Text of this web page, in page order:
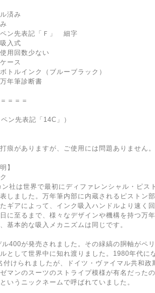
済み
先表記「Ｆ」 細字
入式
用回数少ない
ース
ク（ブルーブラック）
断書
＝＝＝
ン先表記「14C」）
痕がありますが、ご使用には問題ありません。
】
社は世界で最初にディファレンシャル・ピス
しました。万年筆内部に内蔵されるピストン
ギアによって、インク吸入ハンドルより速く
に至るまで、様々なデザインや機構を持つ万
基本的な吸入メカニズムは同じです。
400が発売されました。その緑縞の胴軸がペ
として世界中に知れ渡りました。1980年代に
付けられましたが、ドイツ・ヴァイマル共和政
マンのスーツのストライプ模様が有名だった
いうニックネームで呼ばれていました。